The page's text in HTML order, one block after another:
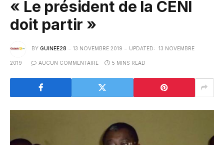
« Le président de la CENI
doit partir »
BY GUINEE28 13 NOVEMBRE 2019 UPDATED: 13 NOVEMBRE
2019 AUCUN COMMENTAIRE 5 MINS READ